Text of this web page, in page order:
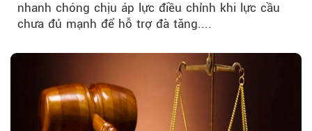
nhanh chóng chịu áp lực điều chỉnh khi lực cầu
chưa đủ mạnh để hỗ trợ đà tăng....